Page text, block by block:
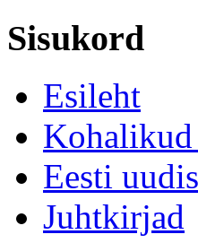
Sisukord
Esileht
Kohalikud
Eesti
Juhtkirjad